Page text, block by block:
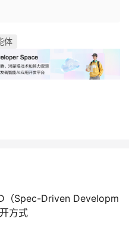
体
（Spec-Driven Developm
方式